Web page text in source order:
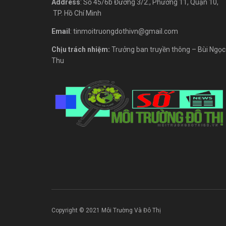
Address: Số 45/6b Đường 3/2., Phường 11, Quận 10,
TP. Hồ Chí Minh
Email : tinmoitruongdothivn@gmail.com
Chịu trách nhiệm: Trưởng ban truyền thông – Bùi Ngọc
Thu
Copyright © 2021 Môi Trường Và Đô Thị